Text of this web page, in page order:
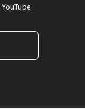
YouTube